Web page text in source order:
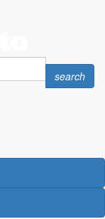
Search
search